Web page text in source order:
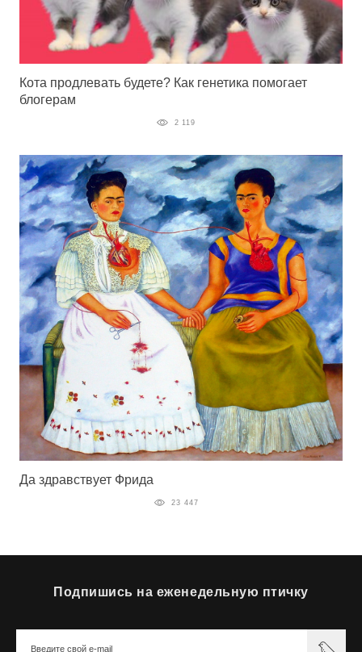
Кота продлевать будете? Как генетика помогает
блогерам
2 119
Да здравствует Фрида
23 447
Подпишись на еженедельную птичку